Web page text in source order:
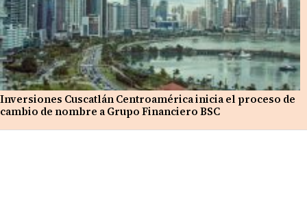
Inversiones Cuscatlán Centroamérica inicia el proceso de
cambio de nombre a Grupo Financiero BSC